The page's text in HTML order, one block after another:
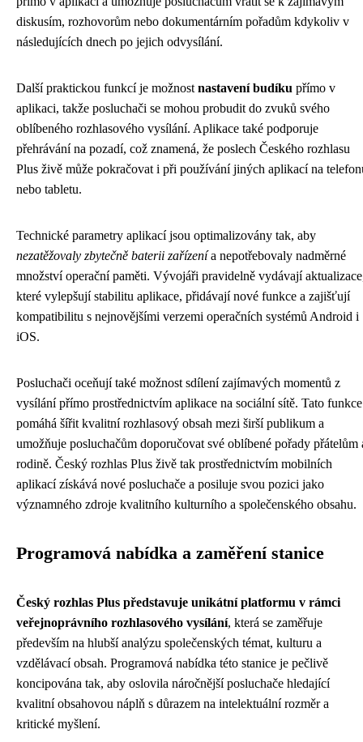
diskusím, rozhovorům nebo dokumentárním pořadům kdykoliv v
následujících dnech po jejich odvysílání.
Další praktickou funkcí je možnost nastavení budíku přímo v
aplikaci, takže posluchači se mohou probudit do zvuků svého
oblíbeného rozhlasového vysílání. Aplikace také podporuje
přehrávání na pozadí, což znamená, že poslech Českého rozhlasu
Plus živě může pokračovat i při používání jiných aplikací na
nebo tabletu.
Technické parametry aplikací jsou optimalizovány tak, aby
nezatěžovaly zbytečně baterii zařízenía nepotřebovaly nadměrné
množství operační paměti. Vývojáři pravidelně vydávají
které vylepšují stabilitu aplikace, přidávají nové funkce a zajišťují
kompatibilitu s nejnovějšími verzemi operačních systémů Android i
iOS.
Posluchači oceňují také možnost sdílení zajímavých momentů z
vysílání přímo prostřednictvím aplikace na sociální sítě. Tato funkce
pomáhá šířit kvalitní rozhlasový obsah mezi širší publikum a
umožňuje posluchačům doporučovat své oblíbené pořady přátelům
rodině. Český rozhlas Plus živě tak prostřednictvím mobilních
aplikací získává nové posluchače a posiluje svou pozici jako
významného zdroje kvalitního kulturního a společenského obsahu.
Programová nabídka a zaměření stanice
Český rozhlas Plus představuje unikátní platformu v rámci
veřejnoprávního rozhlasového vysílání, která se zaměřuje
především na hlubší analýzu společenských témat, kulturu a
vzdělávací obsah. Programová nabídka této stanice je pečlivě
koncipována tak, aby oslovila náročnější posluchače hledající
kvalitní obsahovou náplň s důrazem na intelektuální rozměr a
kritické myšlení.